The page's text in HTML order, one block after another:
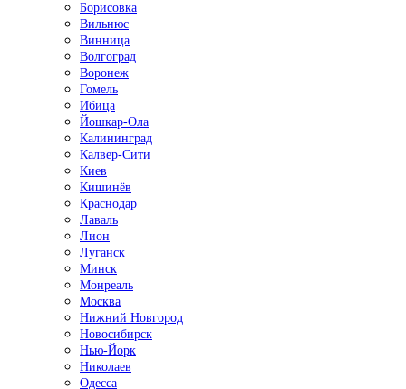
Борисовка
Вильнюс
Винница
Волгоград
Воронеж
Гомель
Ибица
Йошкар-Ола
Калининград
Калвер-Сити
Киев
Кишинёв
Краснодар
Лаваль
Лион
Луганск
Минск
Монреаль
Москва
Нижний Новгород
Новосибирск
Нью-Йорк
Николаев
Одесса